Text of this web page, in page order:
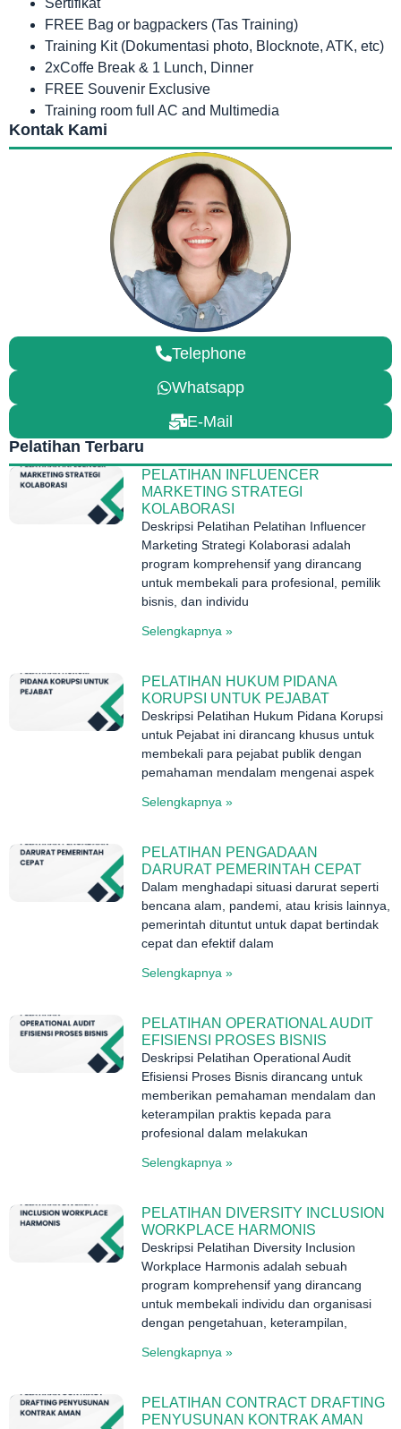
FREE Bag or bagpackers (Tas Training)
Training Kit (Dokumentasi photo, Blocknote, ATK, etc)
2xCoffe Break & 1 Lunch, Dinner
FREE Souvenir Exclusive
Training room full AC and Multimedia
Kontak Kami
Telephone
Whatsapp
E-Mail
Pelatihan Terbaru
PELATIHAN INFLUENCER
MARKETING STRATEGI
KOLABORASI
Deskripsi Pelatihan Pelatihan Influencer
Marketing Strategi Kolaborasi adalah
program komprehensif yang dirancang
untuk membekali para profesional, pemilik
bisnis, dan individu
Selengkapnya »
PELATIHAN HUKUM PIDANA
KORUPSI UNTUK PEJABAT
Deskripsi Pelatihan Hukum Pidana Korupsi
untuk Pejabat ini dirancang khusus untuk
membekali para pejabat publik dengan
pemahaman mendalam mengenai aspek
Selengkapnya »
PELATIHAN PENGADAAN
DARURAT PEMERINTAH CEPAT
Dalam menghadapi situasi darurat seperti
bencana alam, pandemi, atau krisis lainnya,
pemerintah dituntut untuk dapat bertindak
cepat dan efektif dalam
Selengkapnya »
PELATIHAN OPERATIONAL AUDIT
EFISIENSI PROSES BISNIS
Deskripsi Pelatihan Operational Audit
Efisiensi Proses Bisnis dirancang untuk
memberikan pemahaman mendalam dan
keterampilan praktis kepada para
profesional dalam melakukan
Selengkapnya »
PELATIHAN DIVERSITY INCLUSION
WORKPLACE HARMONIS
Deskripsi Pelatihan Diversity Inclusion
Workplace Harmonis adalah sebuah
program komprehensif yang dirancang
untuk membekali individu dan organisasi
dengan pengetahuan, keterampilan,
Selengkapnya »
PELATIHAN CONTRACT DRAFTING
PENYUSUNAN KONTRAK AMAN